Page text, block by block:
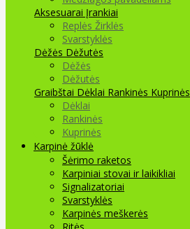
Aksesuarai Įrankiai
Replės Žirklės
Svarstyklės
Dėžės Dėžutės
Dėžės
Dėžutės
Graibštai Dėklai Rankinės Kuprinės
Dėklai
Rankinės
Kuprinės
Karpinė žūklė
Šėrimo raketos
Karpiniai stovai ir laikikliai
Signalizatoriai
Svarstyklės
Karpinės meškerės
Ritės